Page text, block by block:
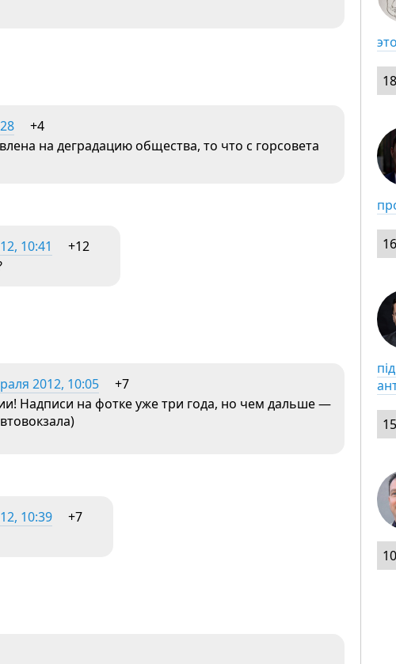
+4
на деградацию общества, то что с горсовета
10:41
+12
2012, 10:05
+7
Надписи на фотке уже три года, но чем дальше —
10:39
+7